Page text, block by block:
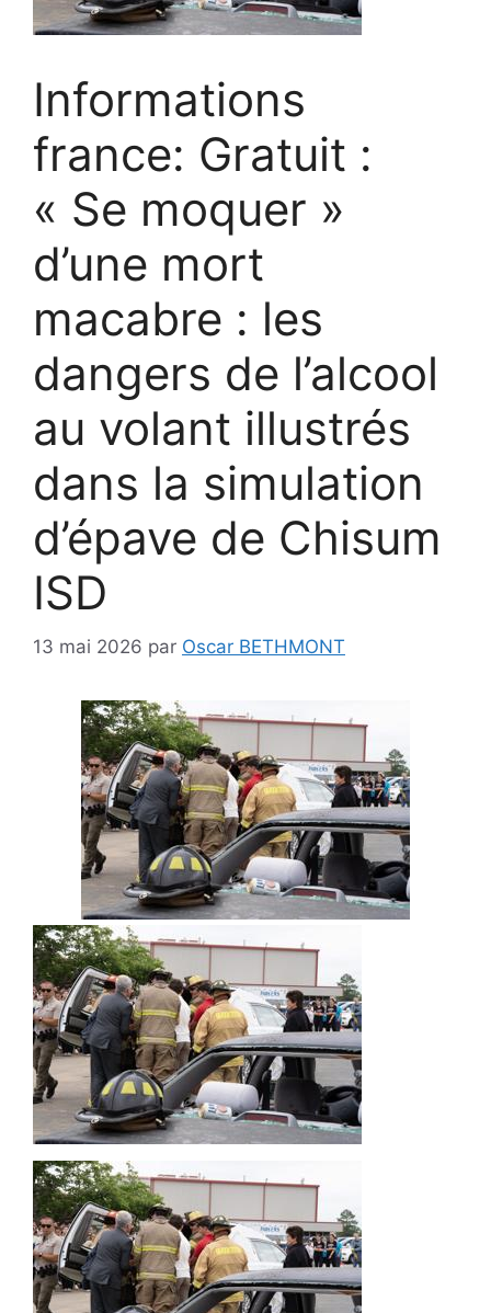
Informations
france: Gratuit :
« Se moquer »
d’une mort
macabre : les
dangers de l’alcool
au volant illustrés
dans la simulation
d’épave de Chisum
ISD
13 mai 2026 par Oscar BETHMONT